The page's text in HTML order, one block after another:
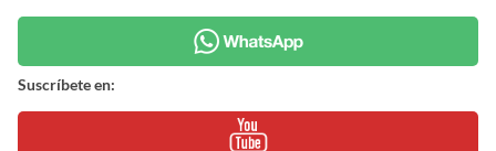
Suscríbete en: